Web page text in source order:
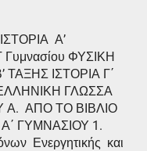
Α’
Γυμνασίου ΦΥΣΙΚΗ
ΤΑΞΗΣ ΙΣΤΟΡΙΑ Γ΄
ΓΛΩΣΣΑ
Α. ΑΠΟ ΤΟ ΒΙΒΛΙΟ
ΓΥΜΝΑΣΙΟΥ 1.
Ενεργητικής και